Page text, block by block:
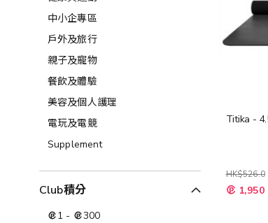
Titika -
HK$526.0
特
殊 1,950
中小企專區
戶外及旅行
親子及寵物
餐飲及體驗
美容及個人護理​
電玩及電競
Supplement
Club積分
1 -
300